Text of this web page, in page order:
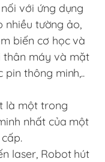
với ứng dụng
tường ảo,
biến cơ học và
thân máy và mặt
thông minh,..
là một trong
nhất của một
laser, Robot hút